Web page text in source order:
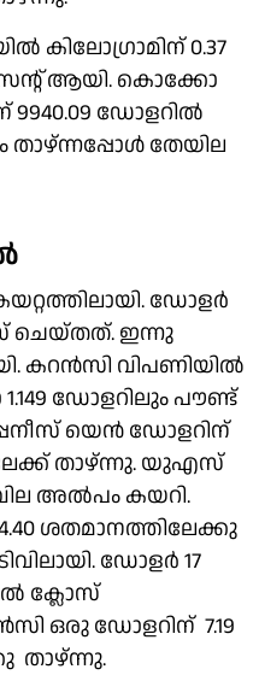
കിലോഗ്രാമിന് 0.37
ആയി. കൊക്കോ
9940.09 ഡോളറിൽ
താഴ്ന്നപ്പോൾ തേയില
ഡോളർ
ചെയ്തത്. ഇന്നു
കറൻസി വിപണിയിൽ
ഡോളറിലും പൗണ്ട്
യെൻ ഡോളറിന്
താഴ്ന്നു. യുഎസ്
അൽപം കയറി.
ശതമാനത്തിലേക്കു
ഡോളർ 17
ക്ലോസ്
ഒരു ഡോളറിന് 7.19
താഴ്ന്നു.